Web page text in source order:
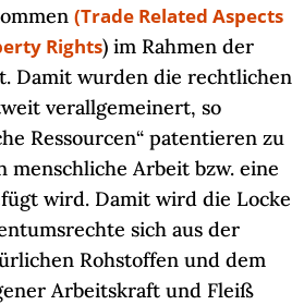
(Trade Related Aspects
Rights) im Rahmen der
Damit wurden die rechtlichen
verallgemeinert, so
Ressourcen“ patentieren zu
menschliche Arbeit bzw. eine
wird. Damit wird die Locke
sich aus der
Rohstoffen und dem
Arbeitskraft und Fleiß